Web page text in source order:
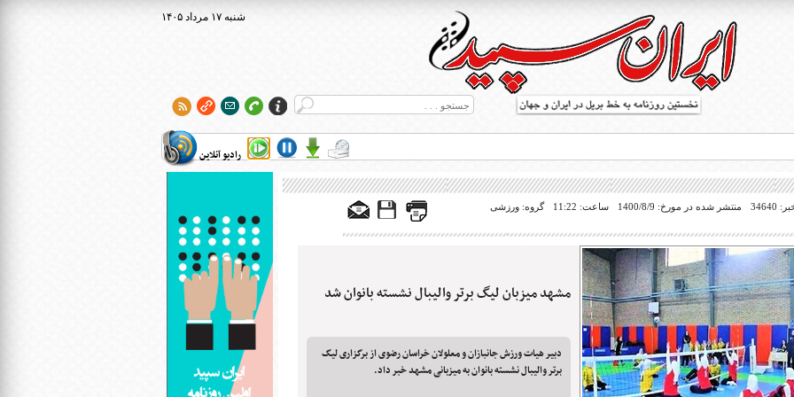
۱۴۰۵ شنبه ۱۷ مرداد
رادیو آنلاین
بریل در جهان
منتشر شده در مورخ: 1400/8/9 ساعت: 11:22 گروه: ورزشی
مشهد میزبان لیگ برتر والیبال نشسته بانوان شد
دبیر هیات ورزش جانبازان و معلولان خراسان رضوی از برگزاری لیگ
برتر والیبال نشسته بانوان به میزبانی مشهد خبر داد.